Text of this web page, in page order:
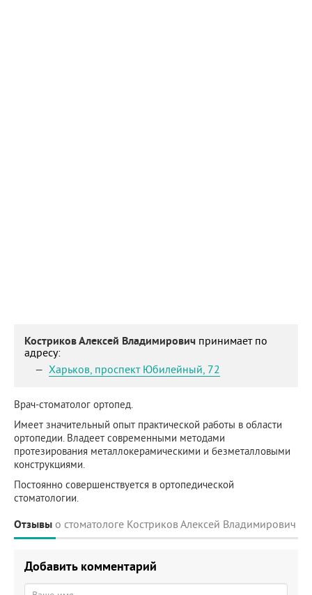
Костриков Алексей Владимирович принимает по
адресу:
Харьков, проспект Юбилейный, 72
Врач-стоматолог ортопед.
Имеет значительный опыт практической работы в области
ортопедии. Владеет современными методами
протезирования металлокерамическими и безметалловыми
конструкциями.
Постоянно совершенствуется в ортопедической
стоматологии.
Отзывы о стоматологе Костриков Алексей Владимирович
Добавить комментарий